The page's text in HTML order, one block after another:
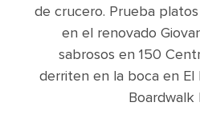
de crucero. Prueba
en el renovado
sabrosos en 150
derriten en la boca en
Boardwalk